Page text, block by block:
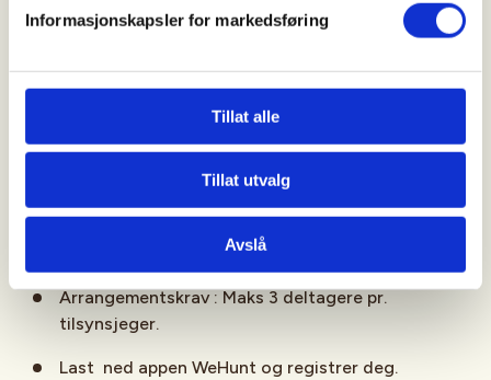
Informasjonskapsler for markedsføring
Tillat alle
Tillat utvalg
Avslå
førstegangsjegeremellom 16-26 år!
medlem.
Ta med nistepakke, drikke og kanskje en termos
Arrangementskrav : Maks 3 deltagere pr.
tilsynsjeger.
Last ned appen WeHunt og registrer deg.